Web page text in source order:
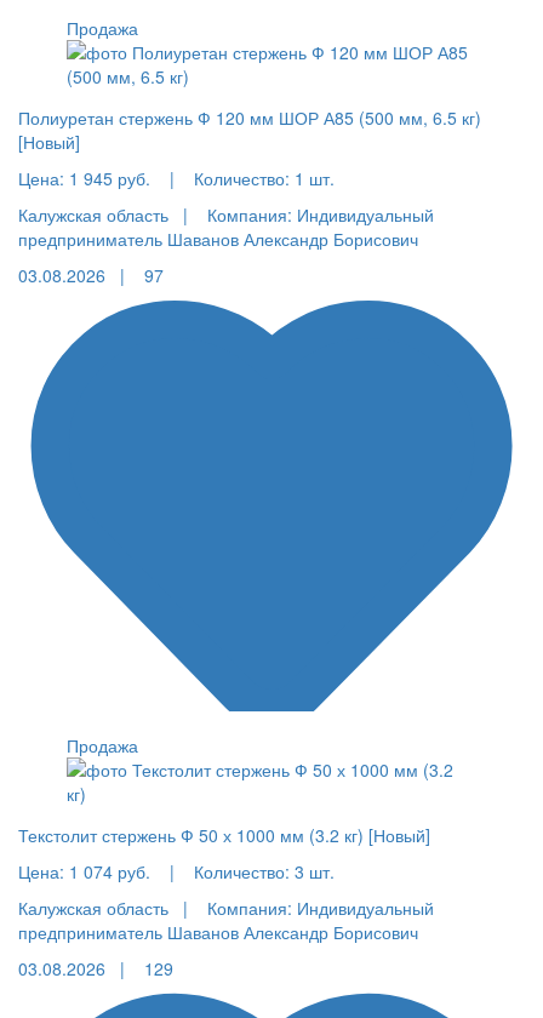
Продажа
Полиуретан стержень Ф 120 мм ШОР А85 (500 мм, 6.5 кг)
[Новый]
Цена: 1 945 руб. | Количество: 1 шт.
Калужская область |
Компания: Индивидуальный
предприниматель Шаванов Александр Борисович
03.08.2026 |
97
Продажа
Текстолит стержень Ф 50 х 1000 мм (3.2 кг) [Новый]
Цена: 1 074 руб. | Количество: 3 шт.
Калужская область |
Компания: Индивидуальный
предприниматель Шаванов Александр Борисович
03.08.2026 |
129